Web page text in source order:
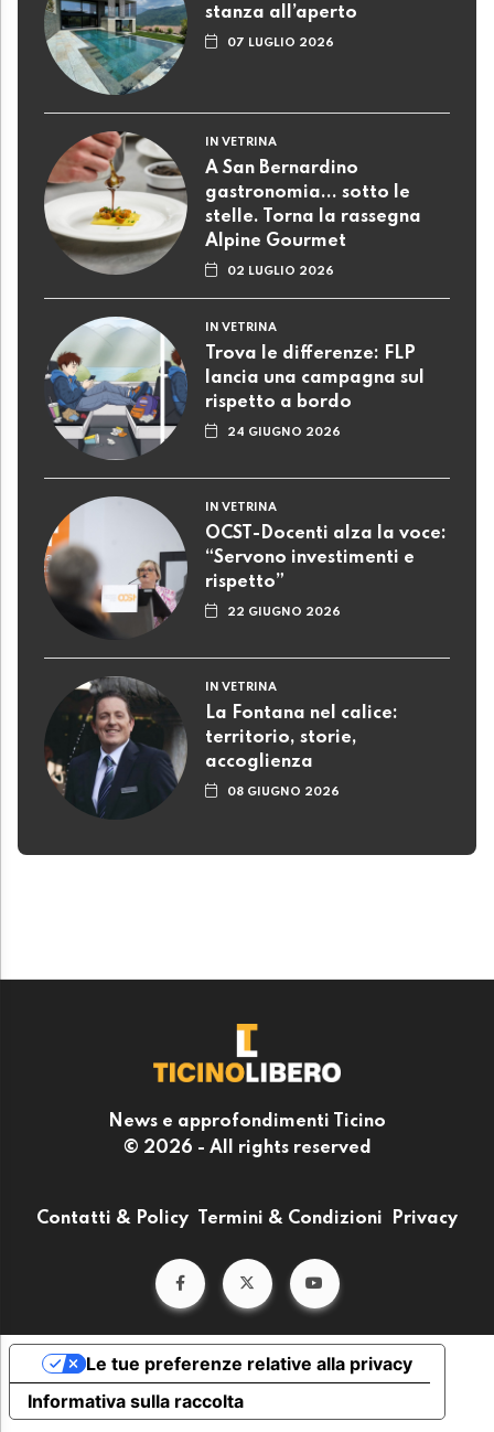
stanza all’aperto
07 LUGLIO 2026
IN VETRINA
A San Bernardino
gastronomia... sotto le
stelle. Torna la rassegna
Alpine Gourmet
02 LUGLIO 2026
IN VETRINA
Trova le differenze: FLP
lancia una campagna sul
rispetto a bordo
24 GIUGNO 2026
IN VETRINA
OCST-Docenti alza la voce:
“Servono investimenti e
rispetto”
22 GIUGNO 2026
IN VETRINA
La Fontana nel calice:
territorio, storie,
accoglienza
08 GIUGNO 2026
News e approfondimenti Ticino
© 2026 - All rights reserved
Contatti & Policy Termini & Condizioni Privacy
Informativa sulla raccolta
Le tue preferenze relative alla privacy